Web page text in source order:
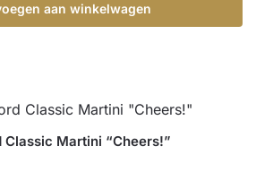
aan winkelwagen
Martini “Cheers!”